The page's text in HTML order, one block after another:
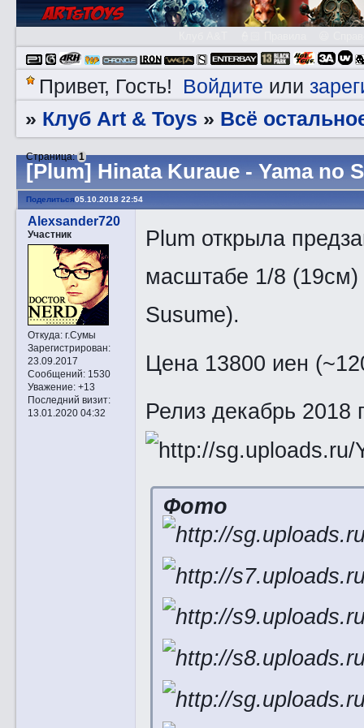
Привет, Гость! Войдите или
» Клуб Art & Toys » Всё
[Plum] Hinata Kuraue - Yama no
Страница:1
Поделиться05.10.2018 22:54
Alexsander720
Участник
Откуда:г.Сумы
Зарегистрирован:
23.09.2017
Сообщений:1530
Уважение: +13
Последний визит:
13.01.2020 04:32
Plum открыла
масштабе 1/8
Susume).
Цена 13800 иен
Релиз декабрь 2018
Фото